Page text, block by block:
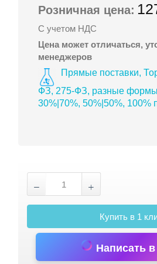
Розничная цена:
С учетом НДС
Цена может отличаться,
менеджеров
Прямые поставки,
ФЗ, 275-ФЗ, разные формы
30%|70%, 50%|50%, 100%
Купить в 1
Написать